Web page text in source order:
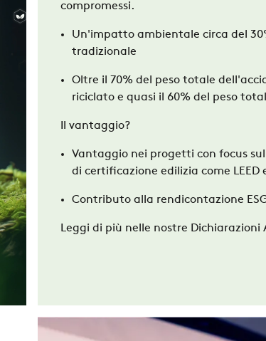
compromessi.
Un'impatto ambientale circa del
tradizionale
Oltre il 70% del peso totale
riciclato e quasi il 60% del peso
Il vantaggio?
Vantaggio nei progetti con focus
di certificazione edilizia come LEED
Contributo alla rendicontazione
Leggi di più nelle nostre